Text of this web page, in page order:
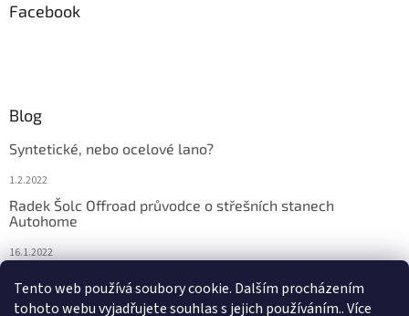
Tento web používá soubory cookie. Dalším procházením
tohoto webu vyjadřujete souhlas s jejich používáním.. Více
Facebook
Blog
Syntetické, nebo ocelové lano?
1.2.2022
Radek Šolc Offroad průvodce o střešních stanech
Autohome
16.1.2022
4.2.2021